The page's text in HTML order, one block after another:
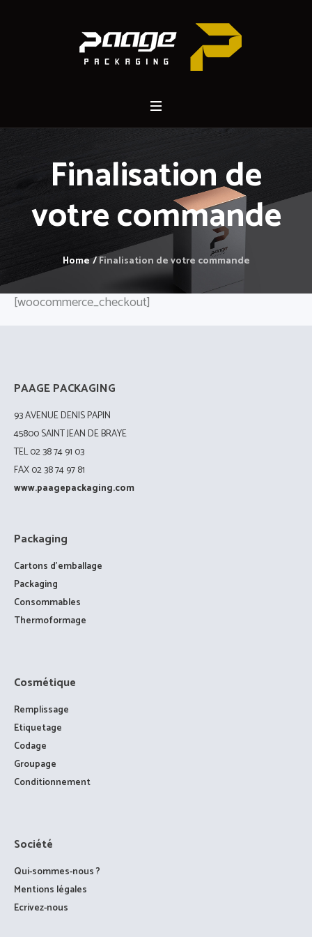
Finalisation de
votre commande
Home/Finalisation de votre commande
[woocommerce_checkout]
PAAGE PACKAGING
93 AVENUE DENIS PAPIN
45800 SAINT JEAN DE BRAYE
TEL 02 38 74 91 03
FAX 02 38 74 97 81
www.paagepackaging.com
Packaging
Cartons d’emballage
Packaging
Consommables
Thermoformage
Cosmétique
Remplissage
Etiquetage
Codage
Groupage
Conditionnement
Société
Qui-sommes-nous ?
Mentions légales
Ecrivez-nous